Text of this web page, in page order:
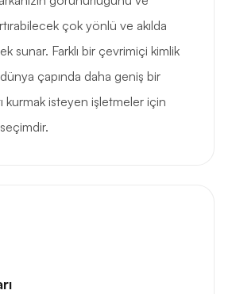
çok yönlü ve akılda
sunar. Farklı bir çevrimiçi kimlik
çapında daha geniş bir
kurmak isteyen işletmeler için